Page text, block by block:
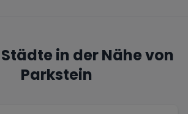
in der Nähe von
Parkstein